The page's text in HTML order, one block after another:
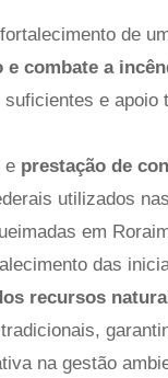
de
e combate a
e apoio
e prestação de
utilizados
em
das
recursos
na gestão